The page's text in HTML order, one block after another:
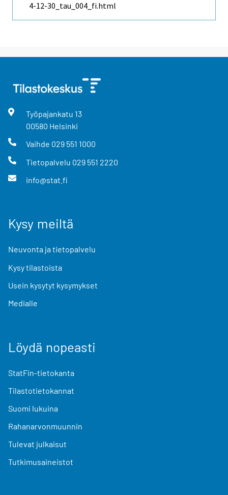
4-12-30_tau_004_fi.html
Työpajankatu 13
00580 Helsinki
Vaihde 029 551 1000
Tietopalvelu 029 551 2220
info@stat.fi
Kysy meiltä
Neuvonta ja tietopalvelu
Kysy tilastoista
Usein kysytyt kysymykset
Medialle
Löydä nopeasti
StatFin-tietokanta
Tilastotietokannat
Suomi lukuina
Rahanarvonmuunnin
Tulevat julkaisut
Tutkimusaineistot